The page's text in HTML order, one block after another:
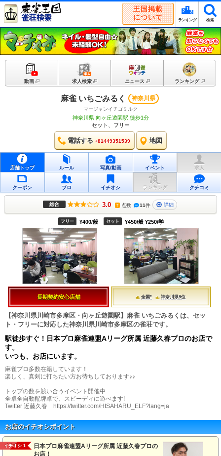
王国掲載
について
ランキング 検索
動画 求人検索 ニュース ランキング
麻雀 いちごみるく 神奈川県
マージャンイチゴミルク
神奈川県 向ヶ丘遊園駅 徒歩1分
セット、フリー
電話する +81449351539 地図
店舗トップ ルール 写真/動画 イベント 求人
クーポン プロ イチオシ ランキング クチコミ
総合 3.0 ? 点数 11件 詳細
フリー ¥400/般 セット ¥450/般 ¥250/学
長期契約安心店舗 全国* 神奈川県9位
【神奈川県川崎市多摩区・向ヶ丘遊園駅】麻雀 いちごみるくは、セッ
ト・フリーに対応した神奈川県川崎市多摩区の雀荘です。
駅徒歩すぐ！日本プロ麻雀連盟Aリーグ所属 近藤久春プロのお店で
す。
いつも、お店にいます。
麻雀プロ多数在籍しています！
楽しく、真剣に打ちたい方お待ちしております♪♪
トップの数を競い合うイベント開催中
全卓全自動配牌卓で、スピーディに遊べます!
Twitter 近藤久春 https://twitter.com/HISAHARU_ELF?lang=ja
お店のイチオシポイント
イチオシ 1
日本プロ麻雀連盟Aリーグ所属 近藤久春プロの
お店！